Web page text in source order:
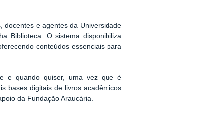
docentes e agentes da Universidade
Biblioteca. O sistema disponibiliza
conteúdos essenciais para
e quando quiser, uma vez que é
bases digitais de livros acadêmicos
da Fundação Araucária.